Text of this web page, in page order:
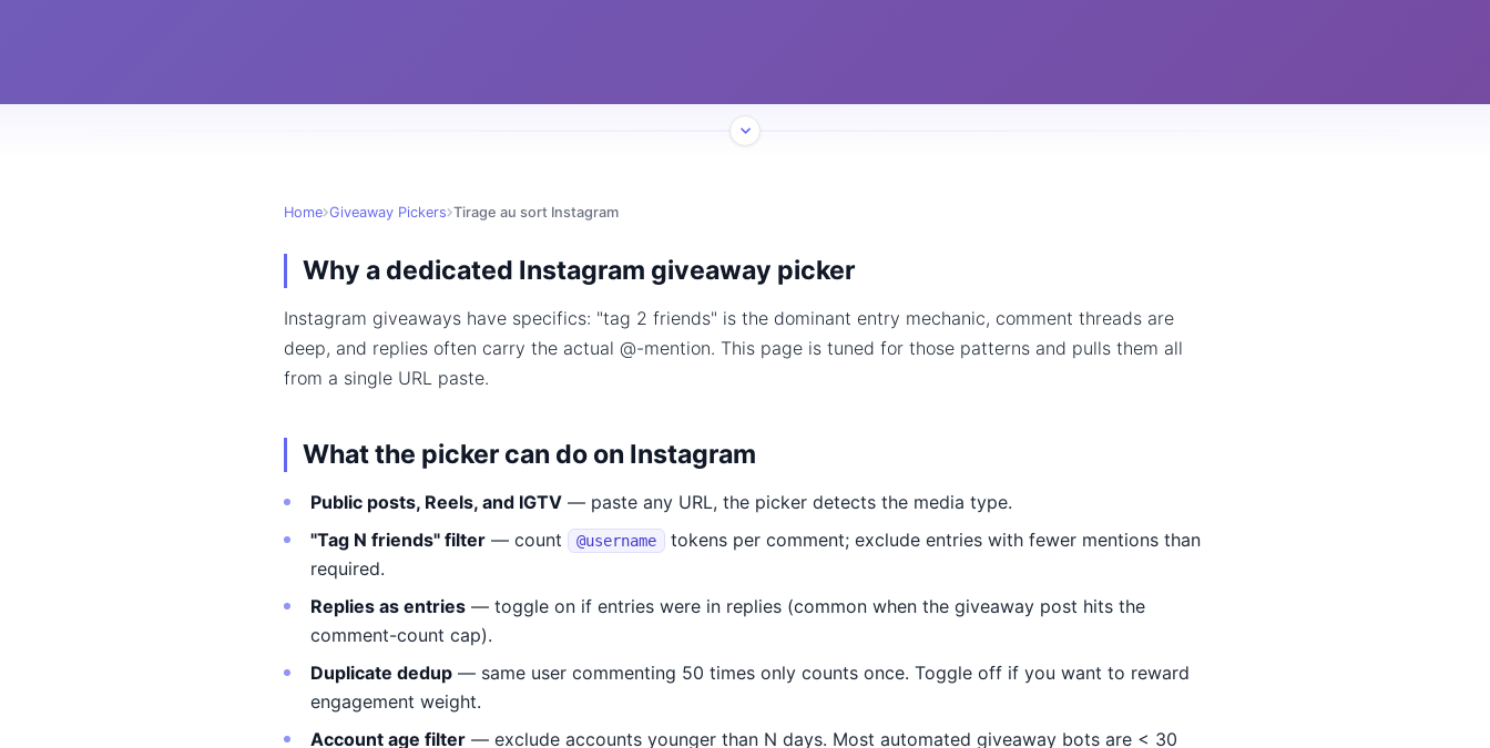
Home Giveaway Pickers Tirage au sort Instagram
Why a dedicated Instagram giveaway picker
Instagram giveaways have specifics: "tag 2 friends" is the dominant entry mechanic, comment threads are
deep, and replies often carry the actual @-mention. This page is tuned for those patterns and pulls them all
from a single URL paste.
What the picker can do on Instagram
Public posts, Reels, and IGTV — paste any URL, the picker detects the media type.
"Tag N friends" filter — count @username
tokens per comment; exclude entries with fewer mentions than
required.
Replies as entries — toggle on if entries were in replies (common when the giveaway post hits the
comment-count cap).
Duplicate dedup — same user commenting 50 times only counts once. Toggle off if you want to reward
engagement weight.
Account age filter — exclude accounts younger than N days. Most automated giveaway bots are < 30